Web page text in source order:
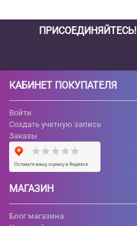
ПРИСОЕДИНЯЙТЕСЬ!
КАБИНЕТ ПОКУПАТЕЛЯ
Войти
Создать учетную запись
Заказы
МАГАЗИН
Блог магазина